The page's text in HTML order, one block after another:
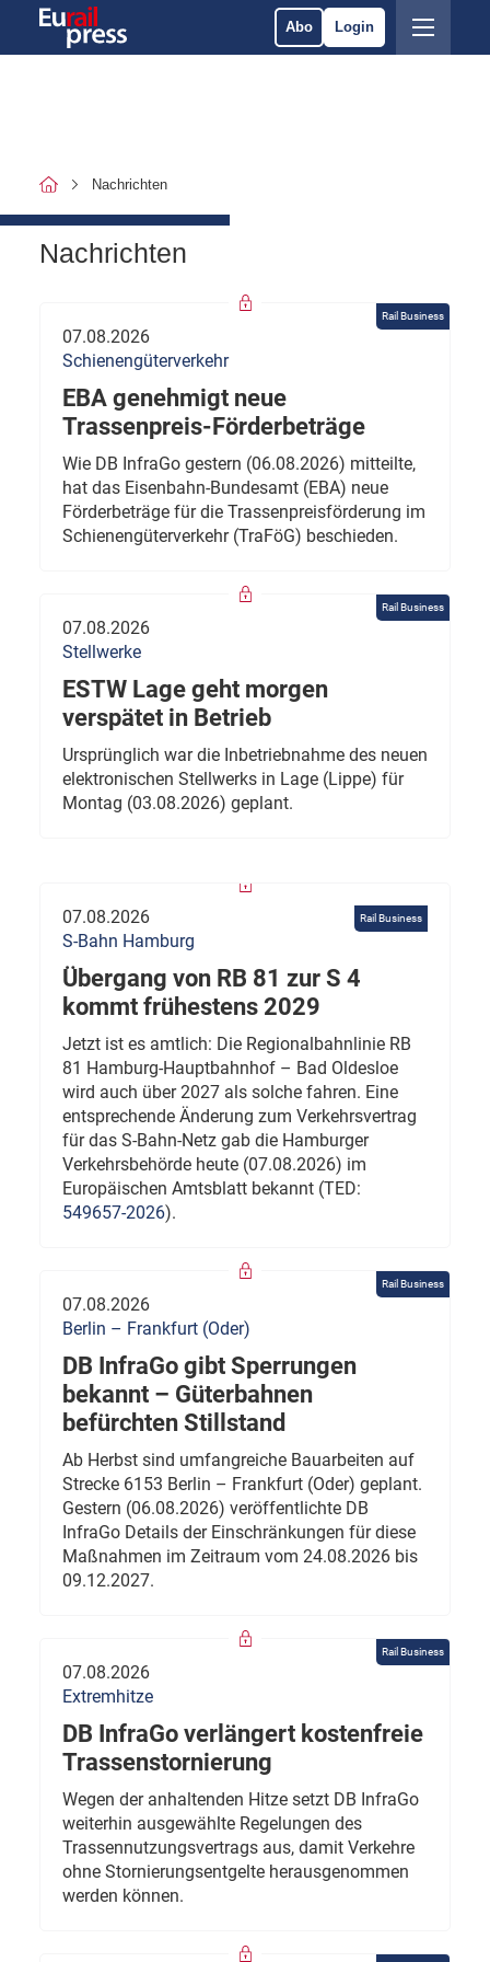
Abo Login
Nachrichten
Nachrichten
Rail Business
07.08.2026
Schienengüterverkehr
EBA genehmigt neue
Trassenpreis-Förderbeträge
Wie DB InfraGo gestern (06.08.2026) mitteilte,
hat das Eisenbahn-Bundesamt (EBA) neue
Förderbeträge für die Trassenpreisförderung im
Schienengüterverkehr (TraFöG) beschieden.
Rail Business
07.08.2026
Stellwerke
ESTW Lage geht morgen
verspätet in Betrieb
Ursprünglich war die Inbetriebnahme des neuen
elektronischen Stellwerks in Lage (Lippe) für
Montag (03.08.2026) geplant.
Rail Business
07.08.2026
S-Bahn Hamburg
Übergang von RB 81 zur S 4
kommt frühestens 2029
Jetzt ist es amtlich: Die Regionalbahnlinie RB
81 Hamburg-Hauptbahnhof – Bad Oldesloe
wird auch über 2027 als solche fahren. Eine
entsprechende Änderung zum Verkehrsvertrag
für das S-Bahn-Netz gab die Hamburger
Verkehrsbehörde heute (07.08.2026) im
Europäischen Amtsblatt bekannt (TED:
549657-2026).
Rail Business
07.08.2026
Berlin – Frankfurt (Oder)
DB InfraGo gibt Sperrungen
bekannt – Güterbahnen
befürchten Stillstand
Ab Herbst sind umfangreiche Bauarbeiten auf
Strecke 6153 Berlin – Frankfurt (Oder) geplant.
Gestern (06.08.2026) veröffentlichte DB
InfraGo Details der Einschränkungen für diese
Maßnahmen im Zeitraum vom 24.08.2026 bis
09.12.2027.
Rail Business
07.08.2026
Extremhitze
DB InfraGo verlängert kostenfreie
Trassenstornierung
Wegen der anhaltenden Hitze setzt DB InfraGo
weiterhin ausgewählte Regelungen des
Trassennutzungsvertrags aus, damit Verkehre
ohne Stornierungsentgelte herausgenommen
werden können.